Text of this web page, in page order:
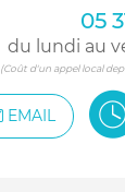
05
du lundi au
(Coût d'un appel local
EMAIL